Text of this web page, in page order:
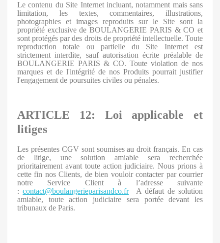
Le contenu du Site Internet incluant, notamment mais sans
limitation, les textes, commentaires, illustrations,
photographies et images reproduits sur le Site sont la
propriété exclusive de BOULANGERIE PARIS & CO et
sont protégés par des droits de propriété intellectuelle. Toute
reproduction totale ou partielle du Site Internet est
strictement interdite, sauf autorisation écrite préalable de
BOULANGERIE PARIS & CO. Toute violation de nos
marques et de l'intégrité de nos Produits pourrait justifier
l'engagement de poursuites civiles ou pénales.
ARTICLE 12: Loi applicable et
litiges
Les présentes CGV sont soumises au droit français. En cas
de litige, une solution amiable sera recherchée
prioritairement avant toute action judiciaire. Nous prions à
cette fin nos Clients, de bien vouloir contacter par courrier
notre Service Client à l’adresse suivante
:contact@boulangerieparisandco.fr
A défaut de solution
amiable, toute action judiciaire sera portée devant les
tribunaux de Paris.